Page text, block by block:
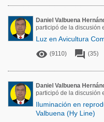
Lechería
Balanceados - Piensos
Ganadería
Daniel Valbuena
participó de la discusión
Luz en Avicultura
 (9110)  (35)
Daniel Valbuena
participó de la discusión
Iluminación en
Valbuena (Hy Line)